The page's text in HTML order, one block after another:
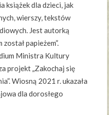
książek dla dzieci, jak
wierszy, tekstów
Jest autorką
papieżem”.
Ministra Kultury
projekt „Zakochaj się
Wiosną 2021 r. ukazała
dla dorosłego